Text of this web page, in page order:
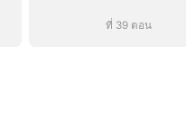
ที่ 39 ตอน